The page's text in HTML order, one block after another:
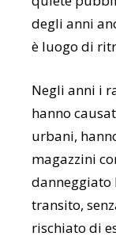
degli anni
è luogo di
Negli anni i
hanno
urbani,
magazzini
danneggiato
transito,
rischiato di